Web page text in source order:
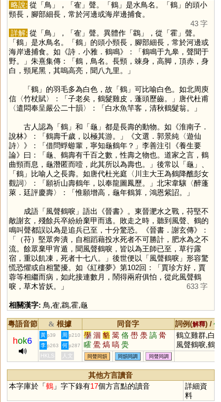
略說: 從「鳥 」，「隺」聲。「鶴」是水鳥名。「鶴」的頭小
頸長，腳部細長，常於河邊或海岸邊捕食。
43 字
詳解: 從「鳥 」，「隺」聲。異體作「鸖」，從「霍」聲。
「鶴」是水鳥名。「鶴」的頭小頸長，腳部細長，常於河邊或
海岸邊捕食。如《詩．小雅．鶴鳴》：「鶴鳴于九皋，聲聞于
野。」朱熹集傳：「鶴，鳥名。長頸，竦身，高脚，頂赤，身
白，頸尾黑，其嗚高亮，聞八九里。」
「鶴」的羽毛多為白色，故「鶴」可比喻白色。如北周庾
信〈竹杖賦〉：「子老矣，鶴髮雞皮，蓬頭歷齒。」唐代杜甫
〈遣悶奉呈嚴公二十韻〉：「白水魚竿客，清秋鶴髮翁。」
古人認為「鶴」和「龜」都是長壽的動物。如《淮南子．
說林》：「鶴壽千歲，以極其游。」《文選．郭景純〈遊仙
詩〉》：「借問蜉蝣輩，寧知龜鶴年？」李善注引《養生要
論》曰：「龜、鶴壽有千百之數，性壽之物也。道家之言，鶴
曲頸而息，龜潛匿而噎，此其所以為壽也。」後常以「龜」、
「鶴」比喻人之長壽。如唐代杜光庭〈川主大王為鶴降醮彭女
觀詞〉：「願祈山壽鶴年，以奉龍圖鳳歷。」北宋韋驤〈醉蓬
萊．廷評慶壽〉：「惟願增高，龜年鶴算，鴻恩紫詔。」
成語「風聲鶴唳」語出《晉書》。東晉淝水之戰，苻堅不
敵謝玄，殘餘兵卒紛紛棄甲而逃。敗走之時，聽到風聲、鶴的
鳴叫聲都誤以為是追兵已至，十分驚恐。《晉書．謝玄傳》：
「（苻）堅眾奔潰，自相蹈藉投水死者不可勝計，肥水為之不
流。餘眾棄甲宵遁，聞風聲鶴唳，皆以為王師已至，草行露
宿，重以飢凍，死者十七八。」後世便以「風聲鶴唳」形容驚
慌恐懼或自相驚擾。如《紅樓夢》第102回：「賈珍方好，賈
蓉等相繼而病，如此接連數月，鬧得兩府俱怕，從此風聲鶴
唳，草木皆妖。」
633 字
相關漢字: 鳥,隺,鸖,霍,龜
粵語音節 & 根據 同音字 詞例(解釋) /
hok6
黃 p39 周 p210 學 涸 貉 翯 佫 嶨 澩 謞 觷
矐 鷽 熇 嗃 燢
鶴立雞群,白
風聲鶴唳,鶴
童顏鶴髮,煮
焚琴,猿鶴蟲
李 p263 何 p287
HKLS 人文 同聲同韻 同韻同調 同聲同調
其他方言讀音
本字庫於「鶴」字下錄有17個方言點的讀音
詳細資
料